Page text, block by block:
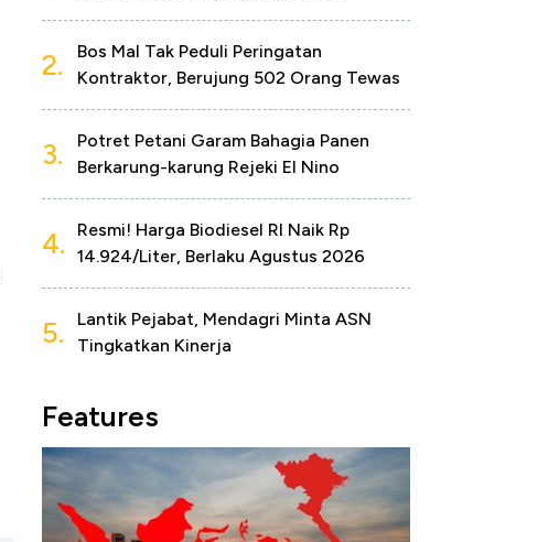
2.
Bos Mal Tak Peduli Peringatan
Kontraktor, Berujung 502 Orang Tewas
3.
Potret Petani Garam Bahagia Panen
Berkarung-karung Rejeki El Nino
4.
Resmi! Harga Biodiesel RI Naik Rp
14.924/Liter, Berlaku Agustus 2026
5.
Lantik Pejabat, Mendagri Minta ASN
Tingkatkan Kinerja
Features